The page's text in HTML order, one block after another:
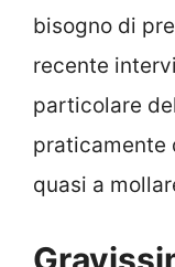
bisogno di
recente
particolare
praticamente
quasi a